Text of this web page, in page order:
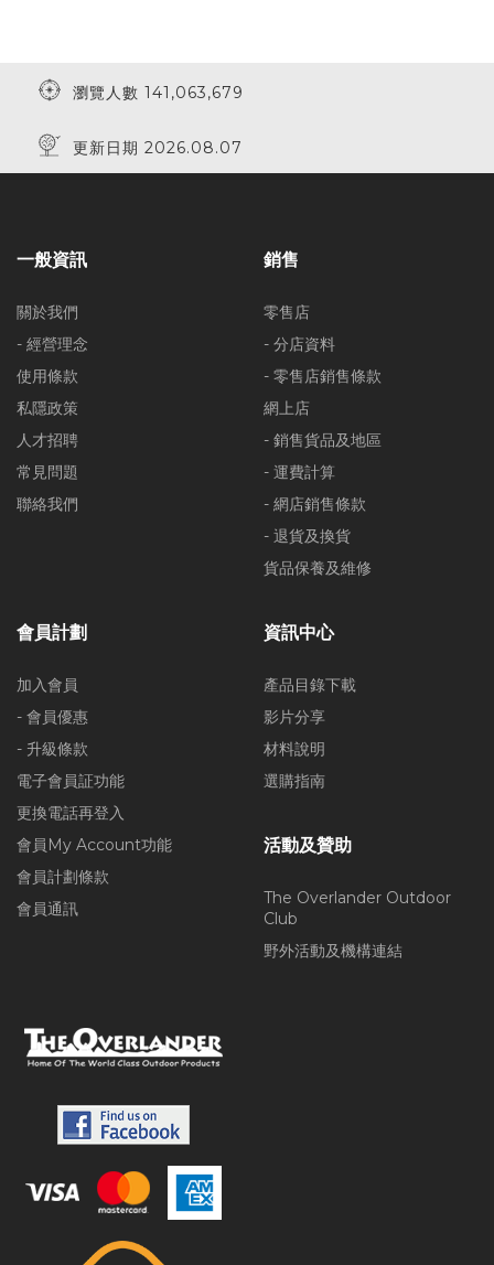
瀏覽人數 141,063,679
更新日期 2026.08.07
一般資訊
關於我們
- 經營理念
使用條款
私隱政策
人才招聘
常見問題
聯絡我們
銷售
零售店
- 分店資料
- 零售店銷售條款
網上店
- 銷售貨品及地區
- 運費計算
- 網店銷售條款
- 退貨及換貨
貨品保養及維修
會員計劃
加入會員
- 會員優惠
- 升級條款
電子會員証功能
更換電話再登入
會員My Account功能
會員計劃條款
會員通訊
資訊中心
產品目錄下載
影片分享
材料說明
選購指南
活動及贊助
The Overlander Outdoor
Club
野外活動及機構連結